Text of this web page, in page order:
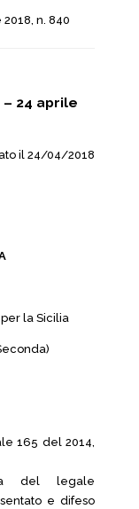
2018, n. 840
– 24 aprile
il 24/04/2018
la Sicilia
165 del 2014,
del legale
e difeso